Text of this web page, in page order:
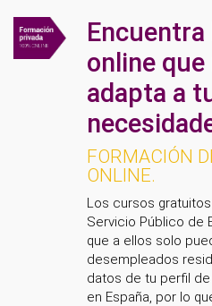
online
adapta a
FORMACIÓN
ONLINE.
Los cursos
Servicio Público de
que a ellos solo
desempleados
datos de tu perfil
en España, por lo